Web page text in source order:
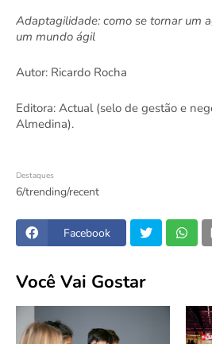
Adaptagilidade: como se tornar um
um mundo ágil
Autor: Ricardo Rocha
Editora: Actual (selo de gestão e
Almedina).
Destaques
6/trending/recent
Facebook
Você Vai Gostar